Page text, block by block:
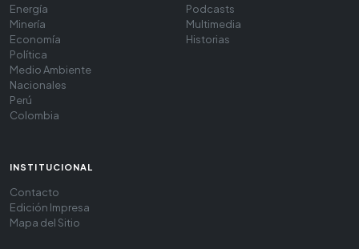
Energía
Minería
Economía
Política
Medio Ambiente
Nacionales
Perú
Colombia
Podcasts
Multimedia
Historias
INSTITUCIONAL
Contacto
Edición Impresa
Mapa del Sitio